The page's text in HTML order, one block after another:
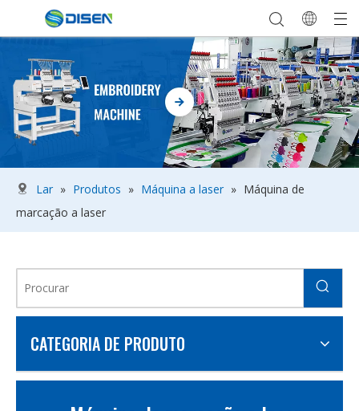
Lar » Produtos » Máquina a laser » Máquina de
marcação a laser
CATEGORIA DE PRODUTO